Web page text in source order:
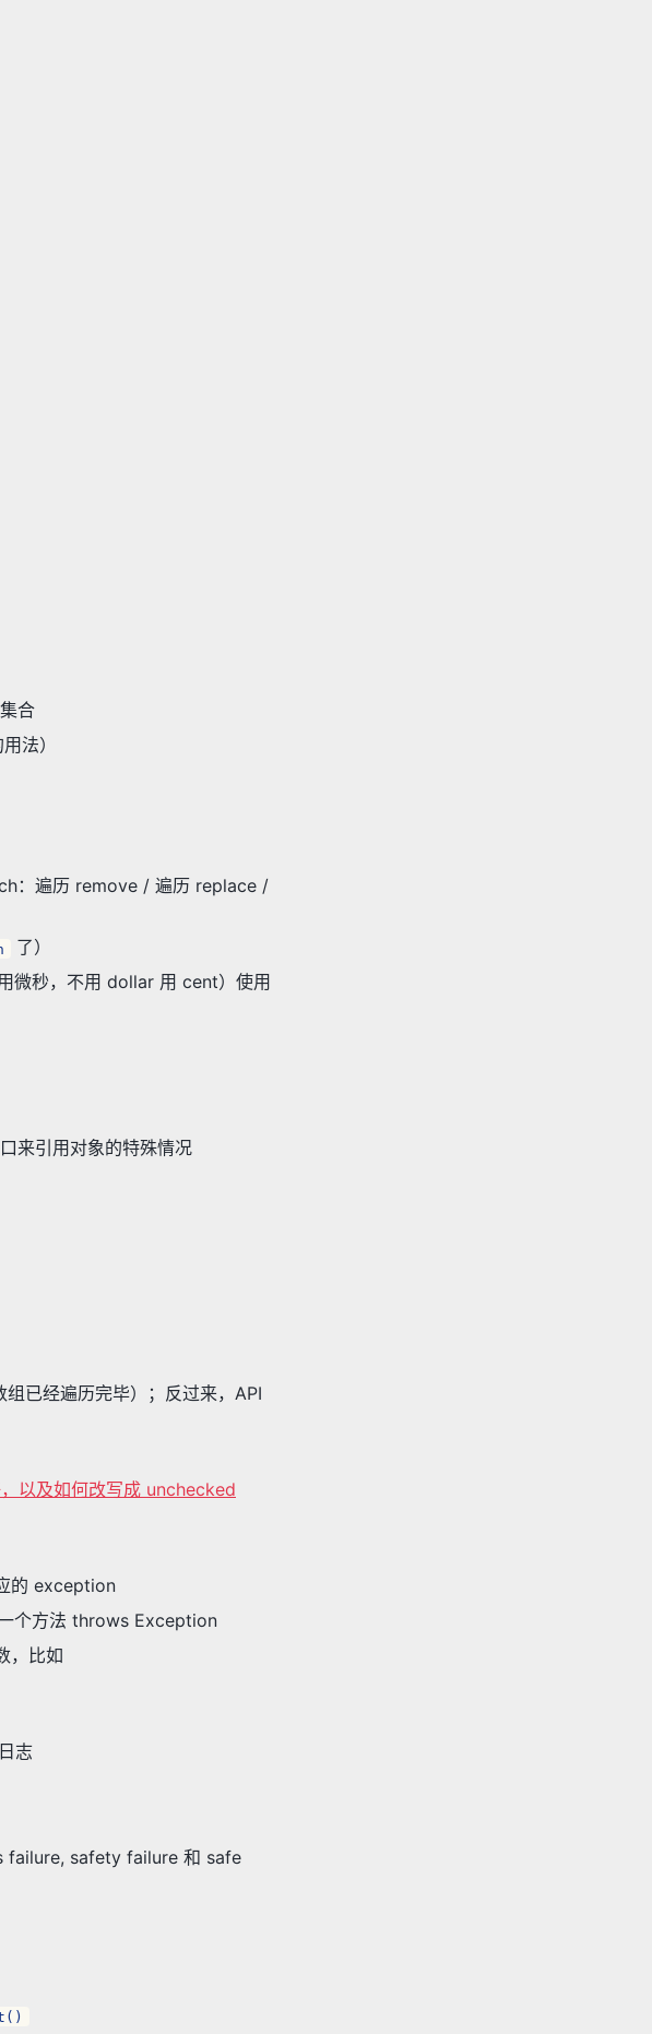
合
法）
：遍历 remove / 遍历 replace /
了）
微秒，不用 dollar 用 cent）使用
来引用对象的特殊情况
组已经遍历完毕）；反过来，API
以及如何改写成 unchecked
的 exception
个方法 throws Exception
，比如
志
failure, safety failure 和 safe